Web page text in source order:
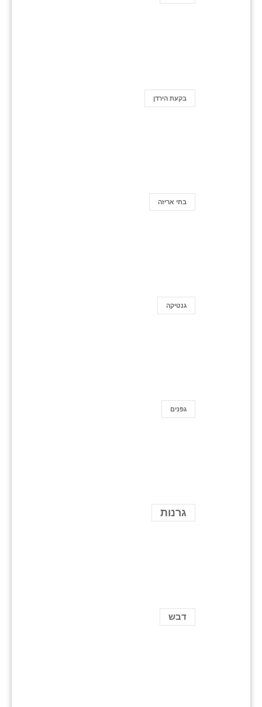
בקעת הירדן
בתי אריזה
גנטיקה
גפנים
גרנות
דבש